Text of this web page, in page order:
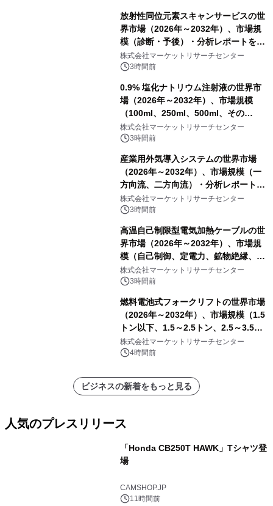
放射性同位元素スキャンサービスの世
界市場（2026年～2032年）、市場規
模（診断・予後）・分析レポートを発
表
株式会社マーケットリサーチセンター
3時間前
0.9% 塩化ナトリウム注射液の世界市
場（2026年～2032年）、市場規模
（100ml、250ml、500ml、その
他）・分析レポートを発表
株式会社マーケットリサーチセンター
3時間前
産業用外気導入システムの世界市場
（2026年～2032年）、市場規模（一
方向流、二方向流）・分析レポートを
発表
株式会社マーケットリサーチセンター
3時間前
高温自己制限型電気加熱ケーブルの世
界市場（2026年～2032年）、市場規
模（自己制御、定電力、鉱物絶縁、表
皮効果）・分析レポートを発表
株式会社マーケットリサーチセンター
3時間前
燃料電池式フォークリフトの世界市場
（2026年～2032年）、市場規模（1.5
トン以下、1.5～2.5トン、2.5～3.5ト
ン、3.5～5.0トン、その他）・分析レ
ポートを発表
株式会社マーケットリサーチセンター
4時間前
ビジネスの新着をもっと見る
人気のプレスリリース
「Honda CB250T HAWK」Tシャツ登
場
CAMSHOP.JP
11時間前